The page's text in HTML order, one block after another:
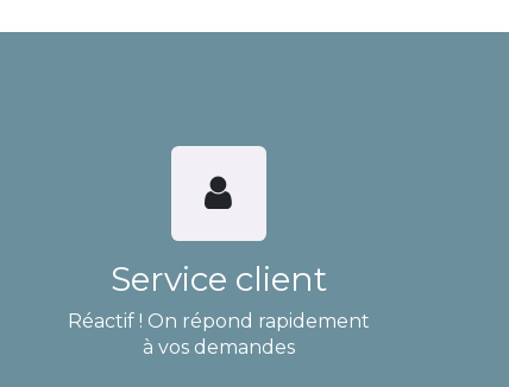
Service client
Réactif ! On répond rapidement
à vos demandes